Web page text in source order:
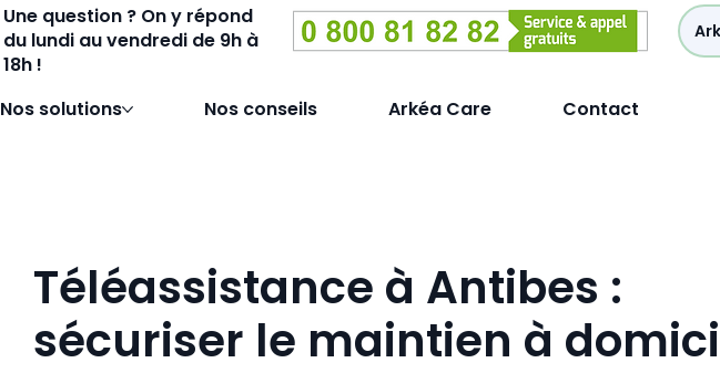
Une question ? On y répond
du lundi au vendredi de 9h à
18h !
Nos solutions Nos conseils Arkéa Care Contact
Téléassistance à Antibes :
sécuriser le maintien à